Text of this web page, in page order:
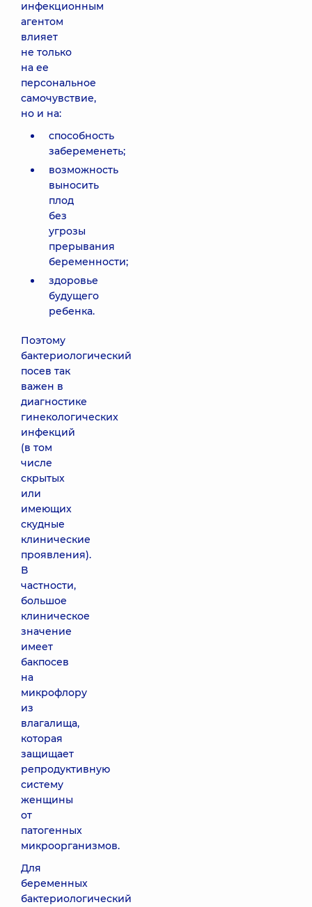
инфекционным
агентом
влияет
не только
на ее
персональное
самочувствие,
но и на:
способность
забеременеть;
возможность
выносить
плод
без
угрозы
прерывания
беременности;
здоровье
будущего
ребенка.
Поэтому
бактериологический
посев так
важен в
диагностике
гинекологических
инфекций
(в том
числе
скрытых
или
имеющих
скудные
клинические
проявления).
В
частности,
большое
клиническое
значение
имеет
бакпосев
на
микрофлору
из
влагалища,
которая
защищает
репродуктивную
систему
женщины
от
патогенных
микроорганизмов.
Для
беременных
бактериологический